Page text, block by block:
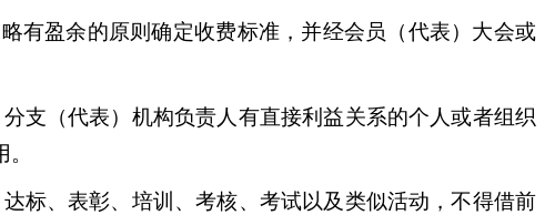
有盈余的原则确定收费标准，并经会员（代表）大会或
支（代表）机构负责人有直接利益关系的个人或者组织
标、表彰、培训、考核、考试以及类似活动，不得借前